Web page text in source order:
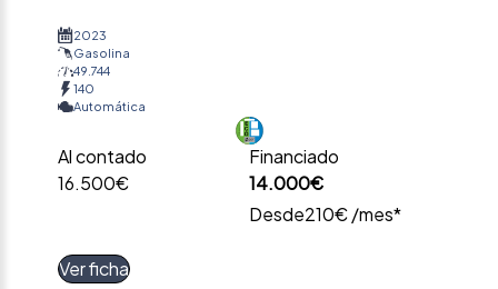
2023
Gasolina
49.744
140
Automática
Al contado
16.500€
Financiado
14.000€
Desde210€ /mes*
Ver ficha